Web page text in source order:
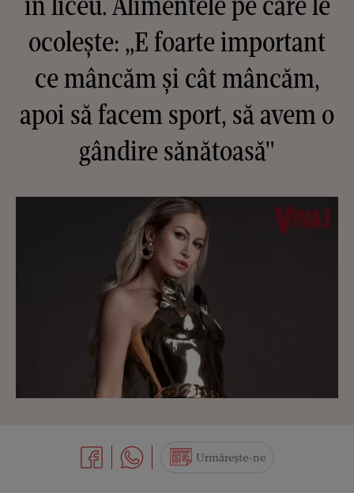
ocolește: „E foarte important
ce mâncăm și cât mâncăm,
apoi să facem sport, să avem o
gândire sănătoasă"
Urmărește-ne